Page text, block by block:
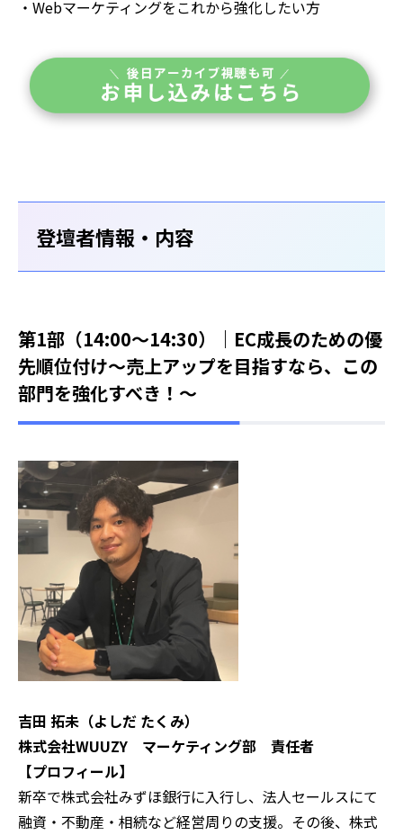
・Webマーケティングをこれから強化したい方
登壇者情報・内容
第1部（14:00～14:30）｜EC成長のための優
先順位付け〜売上アップを目指すなら、この
部門を強化すべき！〜
吉田 拓未（よしだ たくみ）
株式会社WUUZY マーケティング部 責任者‍
‍【プロフィール】
‍新卒で株式会社みずほ銀行に入行し、法人セールスにて
融資・不動産・相続など経営周りの支援。その後、株式